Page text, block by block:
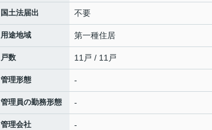
国土法届出 不要
用途地域 第一種住居
戸数 11戸 / 11戸
管理形態 -
管理員の勤務形態 -
管理会社 -